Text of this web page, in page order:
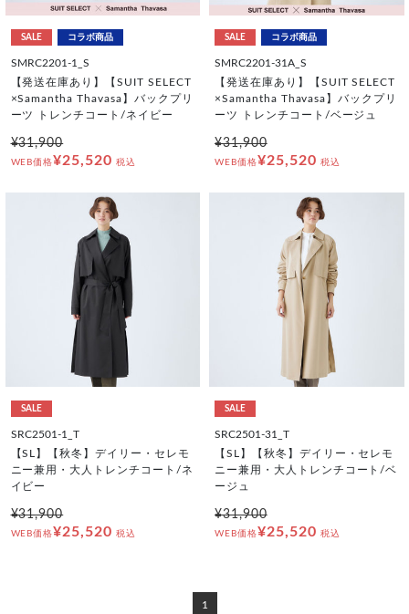
SALE コラボ商品
SMRC2201-1_S
【発送在庫あり】【SUIT SELECT
×Samantha Thavasa】バックプリ
ーツ トレンチコート/ネイビー
¥31,900
WEB価格¥25,520 税込
SALE コラボ商品
SMRC2201-31A_S
【発送在庫あり】【SUIT SELECT
×Samantha Thavasa】バックプリ
ーツ トレンチコート/ベージュ
¥31,900
WEB価格¥25,520 税込
SALE
SRC2501-1_T
【SL】【秋冬】デイリー・セレモ
ニー兼用・大人トレンチコート/ネ
イビー
¥31,900
WEB価格¥25,520 税込
SALE
SRC2501-31_T
【SL】【秋冬】デイリー・セレモ
ニー兼用・大人トレンチコート/ベ
ージュ
¥31,900
WEB価格¥25,520 税込
1